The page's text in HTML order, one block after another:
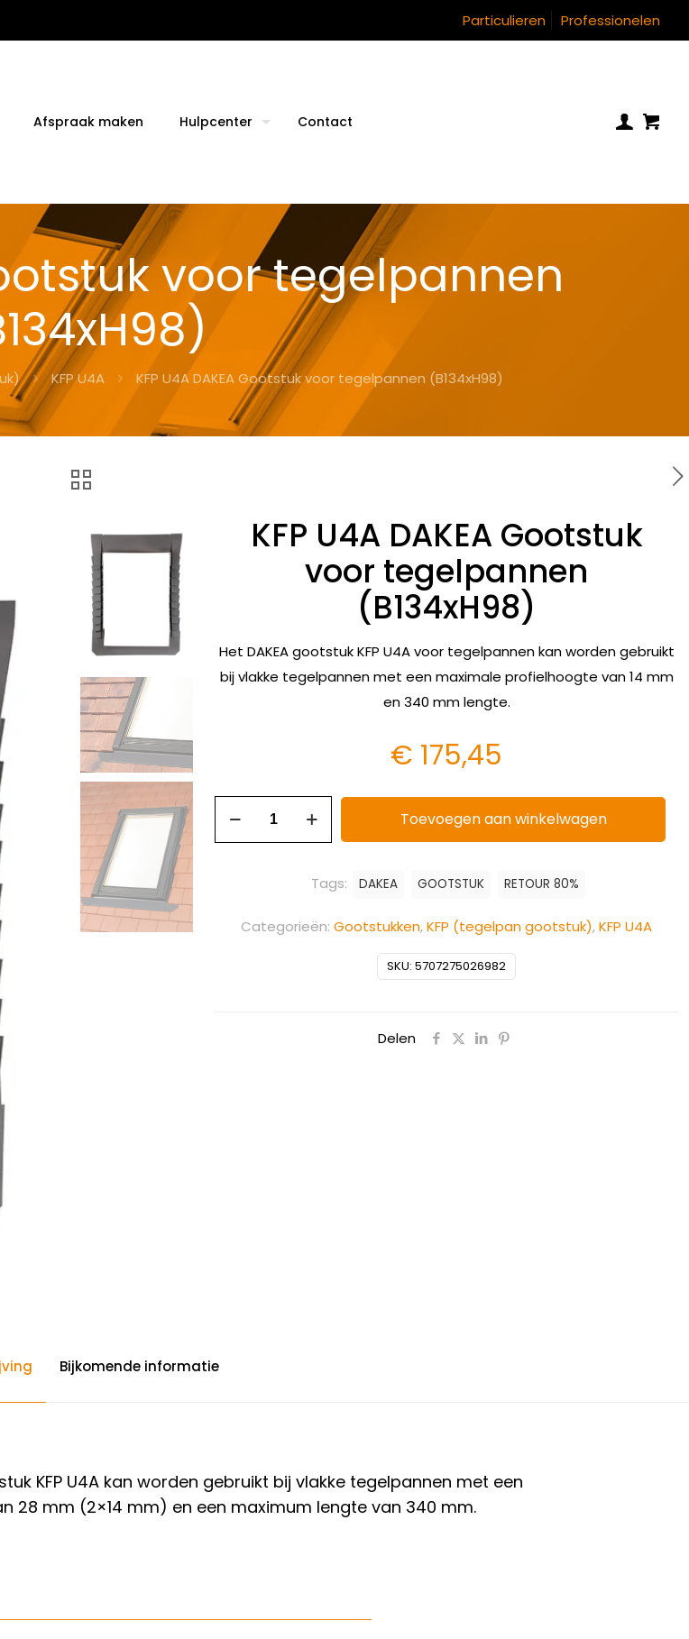
Particulieren Professionelen
Afspraak maken Hulpcenter Contact
voor tegelpannen
KFP U4A KFP U4A DAKEA Gootstuk voor tegelpannen (B134xH98)
KFP U4A DAKEA Gootstuk
voor tegelpannen
(B134xH98)
Het DAKEA gootstuk KFP U4A voor tegelpannen kan worden gebruikt
bij vlakke tegelpannen met een maximale profielhoogte van 14 mm
en 340 mm lengte.
€ 175,45
Toevoegen aan winkelwagen
SKU:5707275026982
Categorieën:Gootstukken,KFP (tegelpan gootstuk),KFP U4A
Tags: DAKEA GOOTSTUK RETOUR 80%
Delen
Bijkomende informatie
KFP U4A kan worden gebruikt bij vlakke tegelpannen met een
28 mm (2×14 mm) en een maximum lengte van 340 mm.